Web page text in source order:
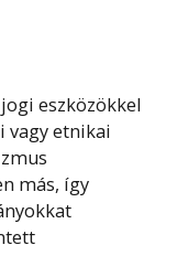
eszközökkel
vagy etnikai
más, így